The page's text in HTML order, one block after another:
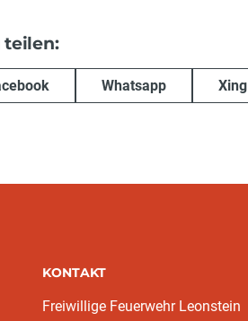
teilen:
Whatsapp Xing
KONTAKT
Freiwillige Feuerwehr Leonstein